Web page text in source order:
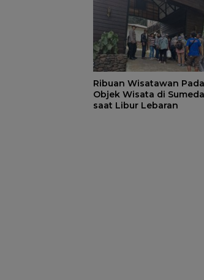
Ribuan Wisatawan
Objek Wisata di
saat Libur Lebaran